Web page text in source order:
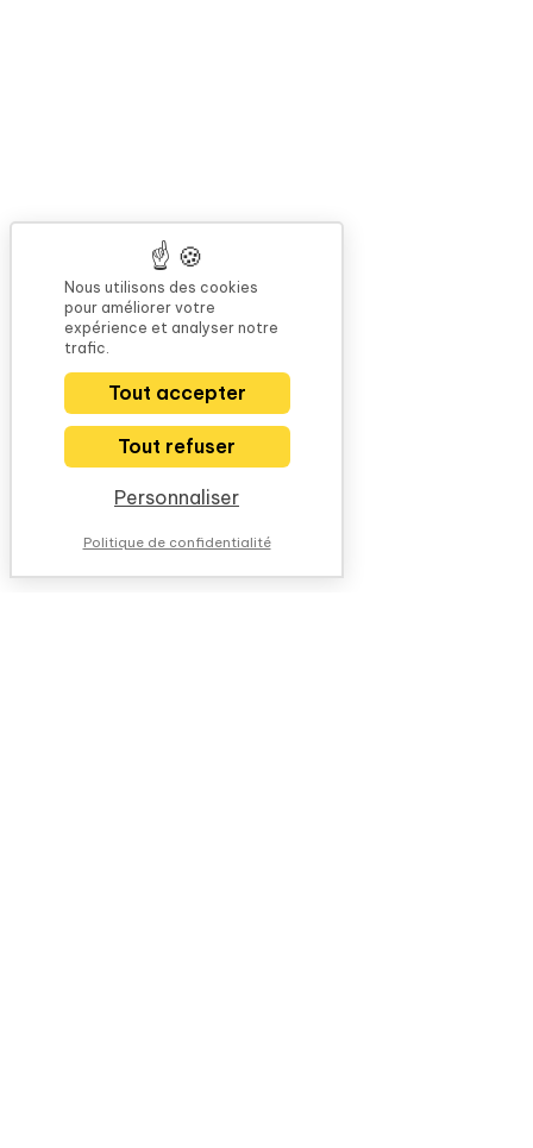
Nous utilisons des cookies
pour améliorer votre
expérience et analyser notre
trafic.
Tout accepter
Tout refuser
Personnaliser
Politique de confidentialité